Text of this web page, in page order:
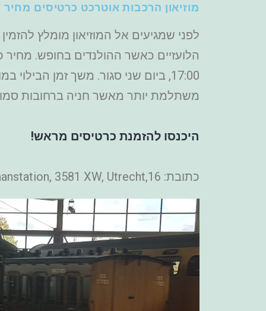
מוזיאון הרכבות אוטרכט כרטיסים מחיר
לפני שמגיעים אל המוזיאון מומלץ
משתלמת יותר מאשר חניה ברחובות סמוכים
היכנסו להזמנת כרטיסים מראש!
כתובת: 16,Maliebaanstation, 3581 XW, Utrecht